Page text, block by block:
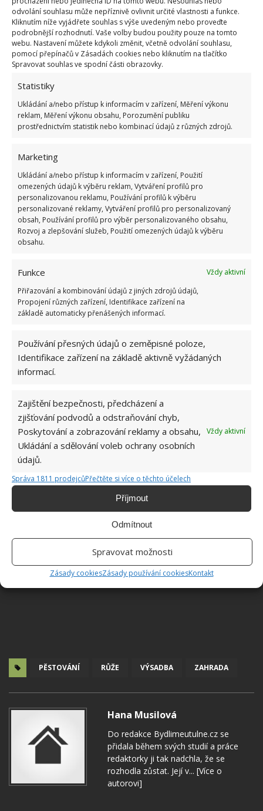
odvolání souhlasu může nepříznivě ovlivnit určité vlastnosti a funkce.
Kliknutím níže vyjádřete souhlas s výše uvedeným nebo proveďte
podrobnější rozhodnutí. Vaše volby budou použity pouze na tomto
webu. Nastavení můžete kdykoli změnit, včetně odvolání souhlasu,
pomocí přepínačů v Zásadách cookies nebo kliknutím na tlačítko
Spravovat souhlas ve spodní části obrazovky.
Statistiky
Ukládání a/nebo přístup k informacím v zařízení, Měření výkonu
reklam, Měření výkonu obsahu, Porozumění publiku
prostřednictvím statistik nebo kombinací údajů z různých zdrojů.
Marketing
Ukládání a/nebo přístup k informacím v zařízení, Použití
omezených údajů k výběru reklam, Vytváření profilů pro
personalizovanou reklamu, Používání profilů k výběru
personalizované reklamy, Vytváření profilů pro personalizovaný
obsah, Používání profilů pro výběr personalizovaného obsahu,
Rozvoj a zlepšování služeb, Použití omezených údajů k výběru
obsahu.
Funkce
Vždy aktivní
Přiřazování a kombinování údajů z jiných zdrojů údajů,
Propojení různých zařízení, Identifikace zařízení na
základě automaticky přenášených informací.
Používání přesných údajů o zeměpisné poloze,
Identifikace zařízení na základě aktivně vyžádaných
informací.
Zajištění bezpečnosti, předcházení a
zjišťování podvodů a odstraňování chyb,
Poskytování a zobrazování reklamy a obsahu,
Ukládání a sdělování voleb ochrany osobních
údajů.
Vždy aktivní
Správa 1811 prodejcůPřečtěte si více o těchto účelech
Příjmout
Odmítnout
Spravovat možnosti
Zásady cookiesZásady používání cookiesKontakt
hnojivo fitosporinu. Poté je ponořte do tekutého jílu
či jiné směsi obsahující potřebné minerály.
Výsadba
V zemi vyhlubte otvor o trochu větší, než je šířka
kořenového systému. Hloubka jámy by se měla
odvíjet od délky kořenů + 5 cm. Do vzniklého otvoru
vložte sazenici tak, aby se její kořeny usadily bez
poškození.
Fotografie: DepositPhotos
Následně je zasypte zeminou. Čerstvě zasazenou
růže, mokrou půdu přikryjte vrstvou mulčovací kůry
či pilin.
PĚSTOVÁNÍ RŮŽE VÝSADBA ZAHRADA
Hana Musilová
Do redakce Bydlimeutulne.cz se
přidala během svých studií a práce
redaktorky ji tak nadchla, že se
rozhodla zůstat. Její v... [Více o
autorovi]